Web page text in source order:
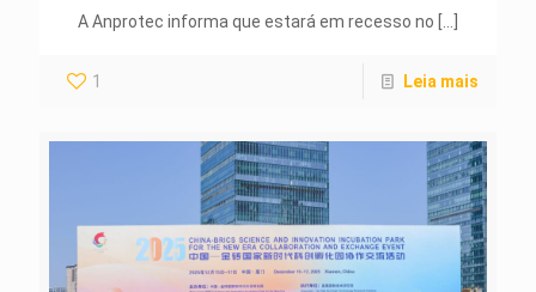
A Anprotec informa que estará em recesso no […]
1 Leia mais